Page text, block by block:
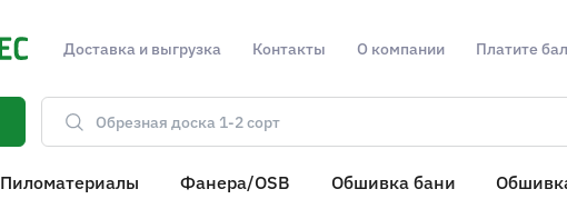
Доставка и выгрузка Контакты О компании Платите
Пиломатериалы Фанера/OSB Обшивка бани